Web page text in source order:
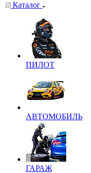
Каталог
ПИЛОТ
АВТОМОБИЛЬ
ГАРАЖ